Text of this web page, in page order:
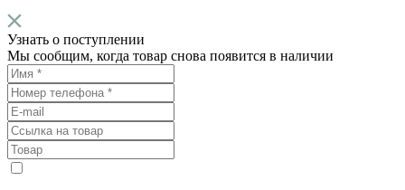
Узнать о поступлении
Мы сообщим, когда товар снова появится в наличии